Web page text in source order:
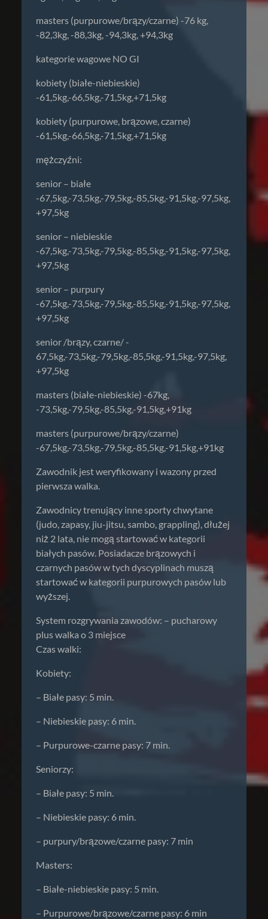
masters (purpurowe/brązy/czarne) -76 kg,
-82,3kg, -88,3kg, -94,3kg, +94,3kg
kategorie wagowe NO GI
kobiety (białe-niebieskie)
-61,5kg,-66,5kg,-71,5kg,+71,5kg
kobiety (purpurowe, brązowe, czarne)
-61,5kg,-66,5kg,-71,5kg,+71,5kg
mężczyźni:
senior – białe
-67,5kg,-73,5kg,-79,5kg,-85,5kg,-91,5kg,-97,5kg,
+97,5kg
senior – niebieskie
-67,5kg,-73,5kg,-79,5kg,-85,5kg,-91,5kg,-97,5kg,
+97,5kg
senior – purpury
-67,5kg,-73,5kg,-79,5kg,-85,5kg,-91,5kg,-97,5kg,
+97,5kg
senior /brązy, czarne/ -
67,5kg,-73,5kg,-79,5kg,-85,5kg,-91,5kg,-97,5kg,
+97,5kg
masters (białe-niebieskie) -67kg,
-73,5kg,-79,5kg,-85,5kg,-91,5kg,+91kg
masters (purpurowe/brązy/czarne)
-67,5kg,-73,5kg,-79,5kg,-85,5kg,-91,5kg,+91kg
Zawodnik jest weryfikowany i wazony przed
pierwsza walka.
Zawodnicy trenujący inne sporty chwytane
(judo, zapasy, jiu-jitsu, sambo, grappling), dłużej
niż 2 lata, nie mogą startować w kategorii
białych pasów. Posiadacze brązowych i
czarnych pasów w tych dyscyplinach muszą
startować w kategorii purpurowych pasów lub
wyższej.
System rozgrywania zawodów: – pucharowy
plus walka o 3 miejsce
Czas walki:
Kobiety:
– Białe pasy: 5 min.
– Niebieskie pasy: 6 min.
– Purpurowe-czarne pasy: 7 min.
Seniorzy:
– Białe pasy: 5 min.
– Niebieskie pasy: 6 min.
– purpury/brązowe/czarne pasy: 7 min
Masters:
– Białe-niebieskie pasy: 5 min.
– Purpurowe/brązowe/czarne pasy: 6 min